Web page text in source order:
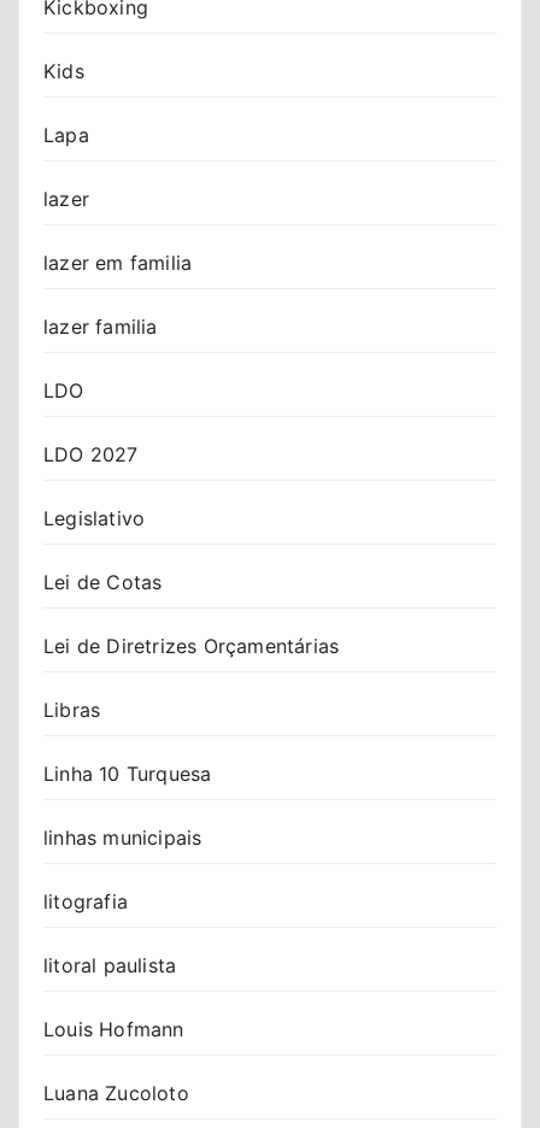
Kickboxing
Kids
Lapa
lazer
lazer em familia
lazer familia
LDO
LDO 2027
Legislativo
Lei de Cotas
Lei de Diretrizes Orçamentárias
Libras
Linha 10 Turquesa
linhas municipais
litografia
litoral paulista
Louis Hofmann
Luana Zucoloto